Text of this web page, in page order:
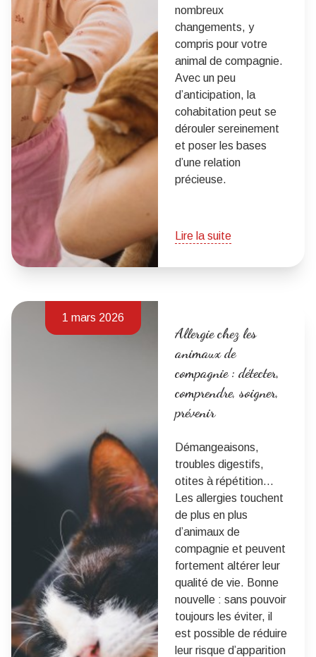
nombreux
changements, y
compris pour votre
animal de compagnie.
Avec un peu
d’anticipation, la
cohabitation peut se
dérouler sereinement
et poser les bases
d’une relation
précieuse.
Lire la suite
1 mars 2026
Allergie chez les
animaux de
compagnie : détecter,
comprendre, soigner,
prévenir
Démangeaisons,
troubles digestifs,
otites à répétition…
Les allergies touchent
de plus en plus
d’animaux de
compagnie et peuvent
fortement altérer leur
qualité de vie. Bonne
nouvelle : sans pouvoir
toujours les éviter, il
est possible de réduire
leur risque d’apparition